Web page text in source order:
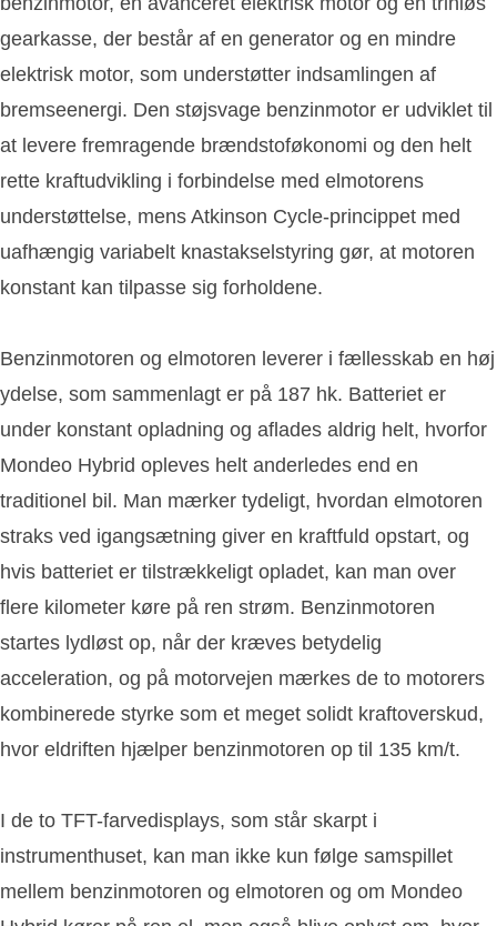
gearkasse, der består af en generator og en mindre
elektrisk motor, som understøtter indsamlingen af
bremseenergi. Den støjsvage benzinmotor er udviklet til
at levere fremragende brændstoføkonomi og den helt
rette kraftudvikling i forbindelse med elmotorens
understøttelse, mens Atkinson Cycle-princippet med
uafhængig variabelt knastakselstyring gør, at motoren
konstant kan tilpasse sig forholdene.
Benzinmotoren og elmotoren leverer i fællesskab en høj
ydelse, som sammenlagt er på 187 hk. Batteriet er
under konstant opladning og aflades aldrig helt, hvorfor
Mondeo Hybrid opleves helt anderledes end en
traditionel bil. Man mærker tydeligt, hvordan elmotoren
straks ved igangsætning giver en kraftfuld opstart, og
hvis batteriet er tilstrækkeligt opladet, kan man over
flere kilometer køre på ren strøm. Benzinmotoren
startes lydløst op, når der kræves betydelig
acceleration, og på motorvejen mærkes de to motorers
kombinerede styrke som et meget solidt kraftoverskud,
hvor eldriften hjælper benzinmotoren op til 135 km/t.
I de to TFT-farvedisplays, som står skarpt i
instrumenthuset, kan man ikke kun følge samspillet
mellem benzinmotoren og elmotoren og om Mondeo